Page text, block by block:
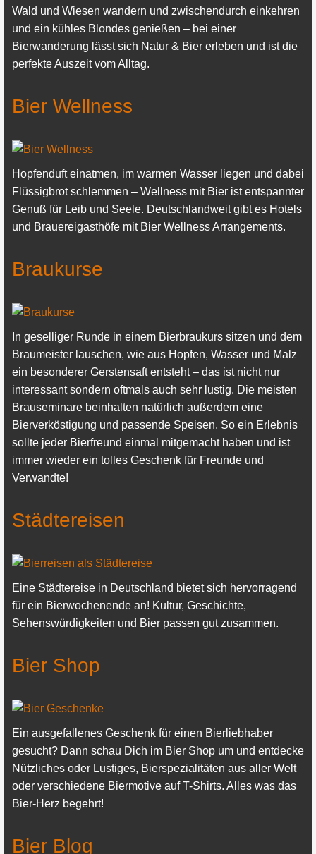
Wald und Wiesen wandern und zwischendurch einkehren
und ein kühles Blondes genießen – bei einer
Bierwanderung lässt sich Natur & Bier erleben und ist die
perfekte Auszeit vom Alltag.
Bier Wellness
Hopfenduft einatmen, im warmen Wasser liegen und dabei
Flüssigbrot schlemmen – Wellness mit Bier ist entspannter
Genuß für Leib und Seele. Deutschlandweit gibt es Hotels
und Brauereigasthöfe mit Bier Wellness Arrangements.
Braukurse
In geselliger Runde in einem Bierbraukurs sitzen und dem
Braumeister lauschen, wie aus Hopfen, Wasser und Malz
ein besonderer Gerstensaft entsteht – das ist nicht nur
interessant sondern oftmals auch sehr lustig. Die meisten
Brauseminare beinhalten natürlich außerdem eine
Bierverköstigung und passende Speisen. So ein Erlebnis
sollte jeder Bierfreund einmal mitgemacht haben und ist
immer wieder ein tolles Geschenk für Freunde und
Verwandte!
Städtereisen
Eine Städtereise in Deutschland bietet sich hervorragend
für ein Bierwochenende an! Kultur, Geschichte,
Sehenswürdigkeiten und Bier passen gut zusammen.
Bier Shop
Ein ausgefallenes Geschenk für einen Bierliebhaber
gesucht? Dann schau Dich im Bier Shop um und entdecke
Nützliches oder Lustiges, Bierspezialitäten aus aller Welt
oder verschiedene Biermotive auf T-Shirts. Alles was das
Bier-Herz begehrt!
Bier Blog